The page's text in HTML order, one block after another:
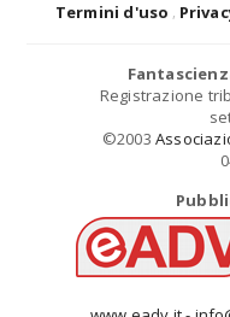
Termini d'uso
Registrazione
©2003